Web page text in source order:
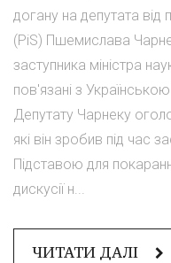
догану на депутата від
(PiS) Пшемислава
заступника міністра
пов'язані з
Депутату Чарнеку
які він зробив під час
Підставою для
дискусії н...
ЧИТАТИ ДАЛІ